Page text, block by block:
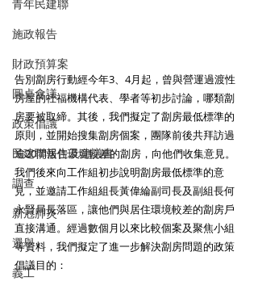
青年民建聯
施政報告
財政預算案
圓桌會議
政策倡議
民建聯報告及建議書
調查
新冠肺炎
選舉
義工
告別劏房行動經今年3、4月起，曾與營運過渡性
房屋的社福機構代表、學者等初步討論，哪類劏
房要被取締。其後，我們擬定了劏房最低標準的
原則，並開始搜集劏房個案，團隊前後共拜訪過
逾20間居住環境較差的劏房，向他們收集意見。
我們後來向工作組初步說明劏房最低標準的意
見，並邀請工作組組長黃偉綸副司長及副組長何
永賢局長落區，讓他們與居住環境較差的劏房戶
直接溝通。經過數個月以來比較個案及聚焦小組
等資料，我們擬定了進一步解決劏房問題的政策
倡議目的：